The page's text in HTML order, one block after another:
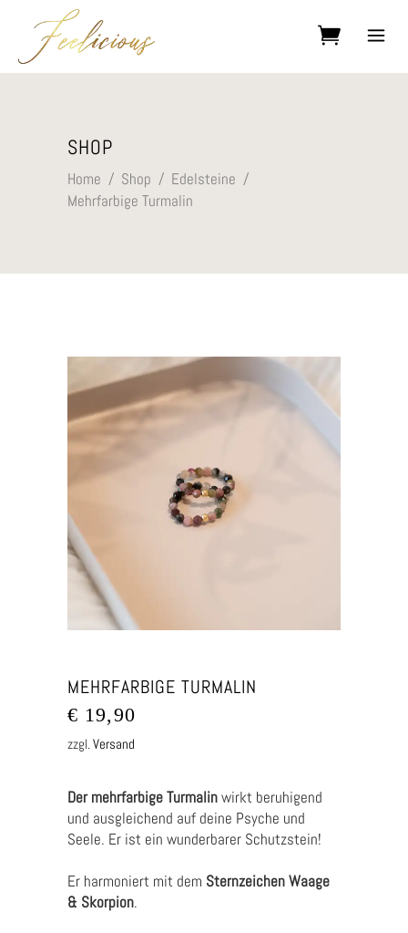
SHOP
Home / Shop / Edelsteine /
Mehrfarbige Turmalin
MEHRFARBIGE TURMALIN
€ 19,90
zzgl.Versand
Der mehrfarbige Turmalinwirkt beruhigend
und ausgleichend auf deine Psyche und
Seele. Er ist ein wunderbarer Schutzstein!
Er harmoniert mit dem Sternzeichen Waage
& Skorpion.